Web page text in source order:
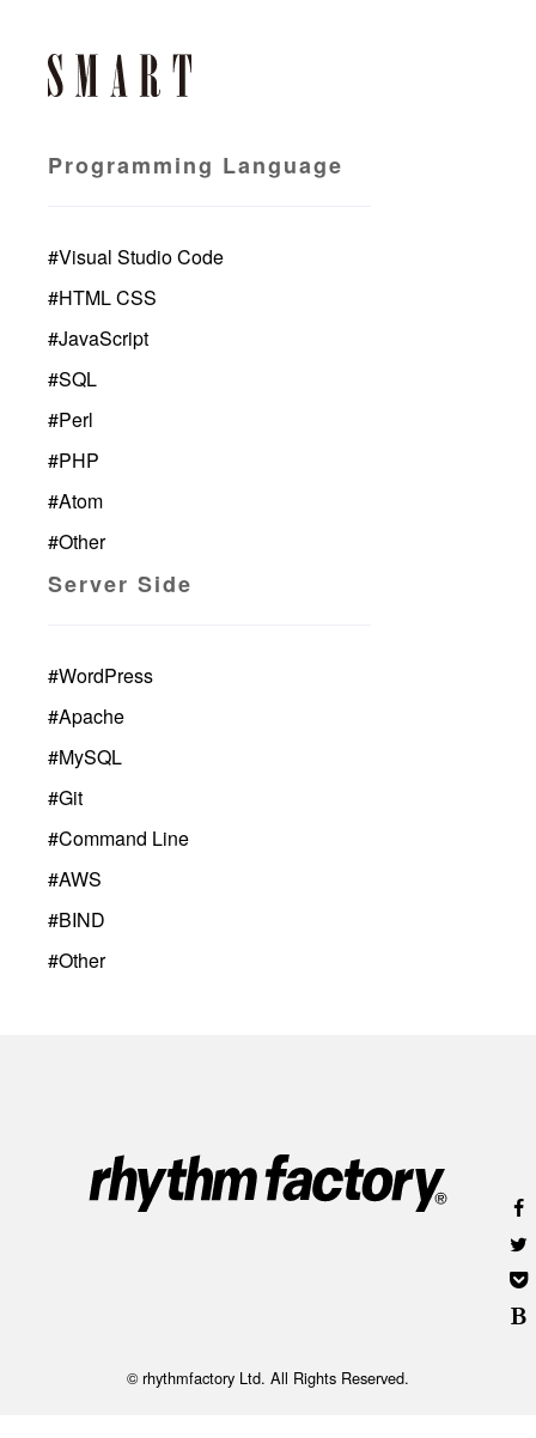
Programming Language
#Visual Studio Code
#HTML CSS
#JavaScript
#SQL
#Perl
#PHP
#Atom
#Other
Server Side
#WordPress
#Apache
#MySQL
#Git
#Command Line
#AWS
#BIND
#Other
© rhythmfactory Ltd. All Rights Reserved.